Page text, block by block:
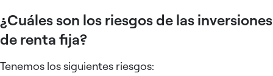
¿Cuáles son los riesgos de las inversiones
de renta fija?
Tenemos los siguientes riesgos: